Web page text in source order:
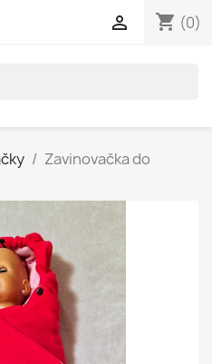
shopping_cart (0)

Zavinovačka do